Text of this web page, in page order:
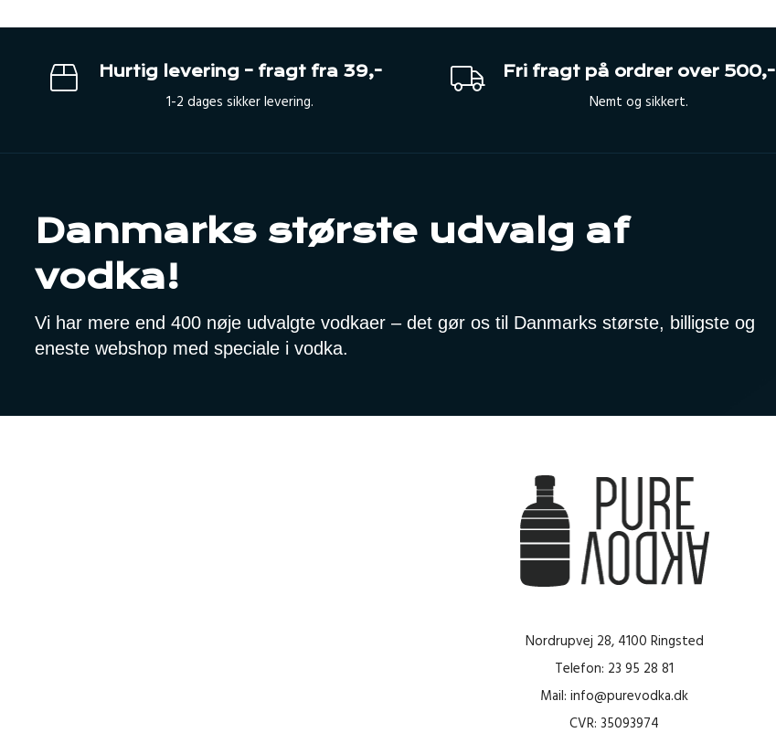
Hurtig levering – fragt fra 39,-
1-2 dages sikker levering.
Fri fragt på ordrer over 500,-
Nemt og sikkert.
Danmarks største udvalg af
vodka!
Vi har mere end 400 nøje udvalgte vodkaer – det gør os til Danmarks største, billigste og
eneste webshop med speciale i vodka.
Nordrupvej 28, 4100 Ringsted
Telefon: 23 95 28 81
Mail: info@purevodka.dk
CVR: 35093974